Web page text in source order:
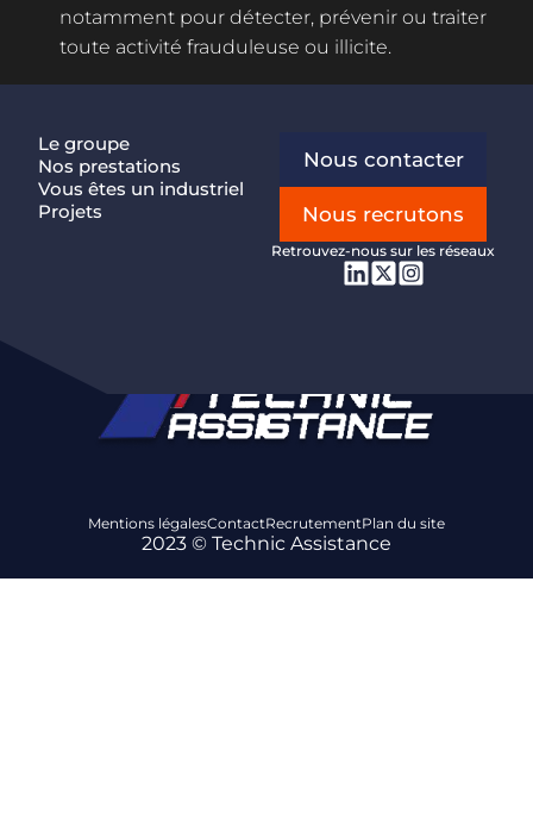
notamment pour détecter, prévenir ou traiter
toute activité frauduleuse ou illicite.
Le groupe
Nos prestations
Vous êtes un industriel
Projets
Nous contacter
Nous recrutons
Retrouvez-nous sur les réseaux
2023 © Technic Assistance
Mentions légalesContactRecrutementPlan du site